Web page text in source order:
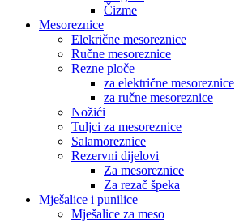
Čizme
Mesoreznice
Elekrične mesoreznice
Ručne mesoreznice
Rezne ploče
za električne mesoreznice
za ručne mesoreznice
Nožići
Tuljci za mesoreznice
Salamoreznice
Rezervni dijelovi
Za mesoreznice
Za rezač špeka
Mješalice i punilice
Mješalice za meso